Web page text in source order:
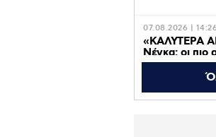
07.08.2026 | 14:26
«ΚΑΛΥΤΕΡΑ
Νέγκα: οι πιο
επιστρέφουν
07.08.2026 |